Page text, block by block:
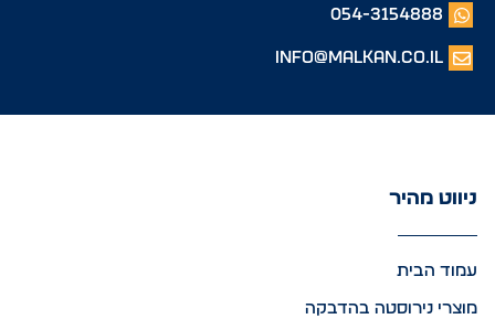
054-3154888
info@malkan.co.il
ניווט מהיר
עמוד הבית
מוצרי נירוסטה בהדבקה